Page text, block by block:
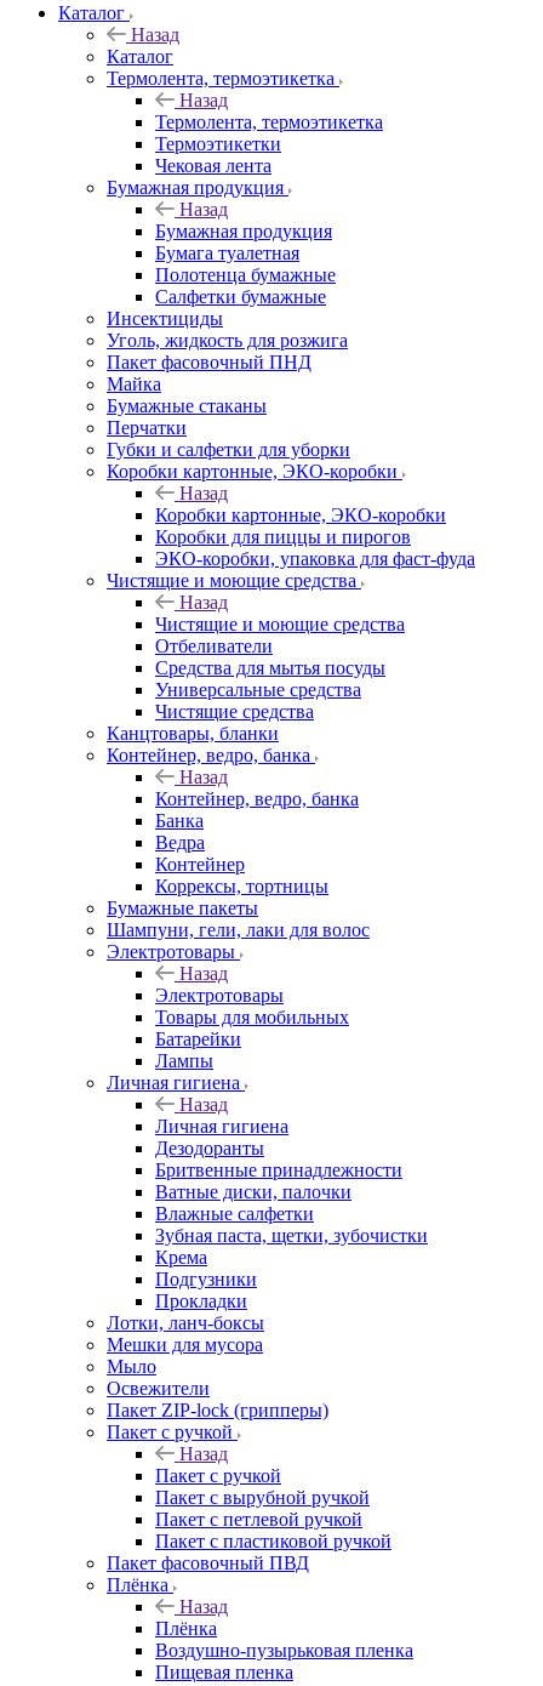
Каталог
Назад
Каталог
Термолента, термоэтикетка
Назад
Термолента, термоэтикетка
Термоэтикетки
Чековая лента
Бумажная продукция
Назад
Бумажная продукция
Бумага туалетная
Полотенца бумажные
Салфетки бумажные
Инсектициды
Уголь, жидкость для розжига
Пакет фасовочный ПНД
Майка
Бумажные стаканы
Перчатки
Губки и салфетки для уборки
Коробки картонные, ЭКО-коробки
Назад
Коробки картонные, ЭКО-коробки
Коробки для пиццы и пирогов
ЭКО-коробки, упаковка для фаст-фуда
Чистящие и моющие средства
Назад
Чистящие и моющие средства
Отбеливатели
Средства для мытья посуды
Универсальные средства
Чистящие средства
Канцтовары, бланки
Контейнер, ведро, банка
Назад
Контейнер, ведро, банка
Банка
Ведра
Контейнер
Коррексы, тортницы
Бумажные пакеты
Шампуни, гели, лаки для волос
Электротовары
Назад
Электротовары
Товары для мобильных
Батарейки
Лампы
Личная гигиена
Назад
Личная гигиена
Дезодоранты
Бритвенные принадлежности
Ватные диски, палочки
Влажные салфетки
Зубная паста, щетки, зубочистки
Крема
Подгузники
Прокладки
Лотки, ланч-боксы
Мешки для мусора
Мыло
Освежители
Пакет ZIP-lock (грипперы)
Пакет с ручкой
Назад
Пакет с ручкой
Пакет с вырубной ручкой
Пакет с петлевой ручкой
Пакет с пластиковой ручкой
Пакет фасовочный ПВД
Плёнка
Назад
Плёнка
Воздушно-пузырьковая пленка
Пищевая пленка